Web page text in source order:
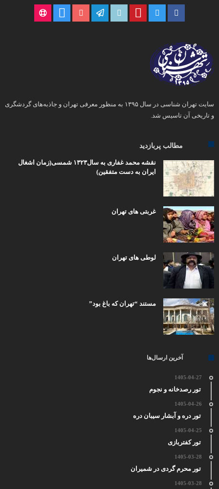
سایت تهران شناسی در سال ۱۳۹۵ به منظور معرفی تهران و جاذبه‌های گردشگری
و تاریخی آن تاسیس شد.
مطالب پربازدید
نقشه محمد غفاری به سال۱۳۲۳ شمسی(زمان اشغال
ایران به دست متفقین)
غربتی های تهران
لوطی های تهران
مستند “تهران که باغ بود”
آخرین ارسال‌ها
1405-04-27
تور رصدخانه و نجوم
1405-04-26
تور دره و آبشار سیبان دره
1405-04-25
تور کفتربازی
1405-03-28
تور محرم گردی در شمیران
1405-03-28